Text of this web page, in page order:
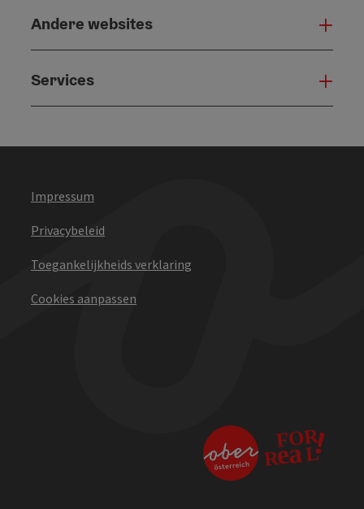
Andere websites
Services
Impressum
Privacybeleid
Toegankelijkheids verklaring
Cookies aanpassen